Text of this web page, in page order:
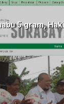
5 gram,